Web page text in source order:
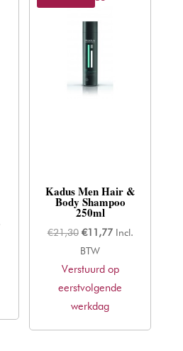
Kadus Men Hair &
Body Shampoo
250ml
€21,30 Oorspronkelijke
prijs
was:
€21,30.
€11,77Huidige
is:
€11,77.
Incl.
BTW
Verstuurd op
eerstvolgende
werkdag